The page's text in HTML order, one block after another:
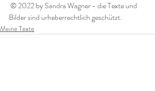
Bilder sind urheberrechtlich geschützt.
Meine Texte